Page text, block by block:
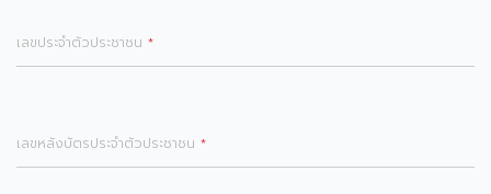
เลขประจำตัวประชาชน *
เลขหลังบัตรประจำตัวประชาชน *